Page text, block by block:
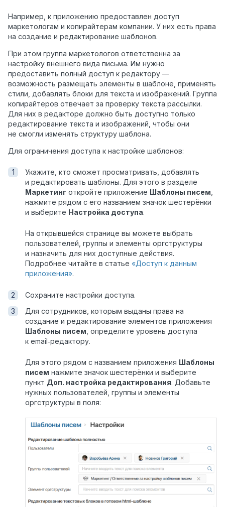
Например, к приложению предоставлен доступ
маркетологам и копирайтерам компании. У них есть права
на создание и редактирование шаблонов.
При этом группа маркетологов ответственна за
настройку внешнего вида письма. Им нужно
предоставить полный доступ к редактору —
возможность размещать элементы в шаблоне, применять
стили, добавлять блоки для текста и изображений. Группа
копирайтеров отвечает за проверку текста рассылки.
Для них в редакторе должно быть доступно только
редактирование текста и изображений, чтобы они
не смогли изменять структуру шаблона.
Для ограничения доступа к настройке шаблонов:
Укажите, кто сможет просматривать, добавлять
и редактировать шаблоны. Для этого в разделе
Маркетинг откройте приложение Шаблоны писем
нажмите рядом с его названием значок шестерёнки
и выберите Настройка доступа.
На открывшейся странице вы можете выбрать
пользователей, группы и элементы оргструктуры
и назначить для них доступные действия.
Подробнее читайте в статье «Доступ к данным
приложения».
Сохраните настройки доступа.
Для сотрудников, которым выданы права на
создание и редактирование элементов приложения
Шаблоны писем , определите уровень доступа
к email‑редактору.
Для этого рядом с названием приложения Шаблоны
писем нажмите значок шестерёнки и выберите
пункт Доп. настройка редактирования. Добавьте
нужных пользователей, группы и элементы
оргструктуры в поля: